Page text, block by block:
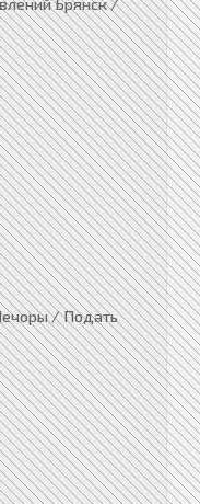
/ Подать